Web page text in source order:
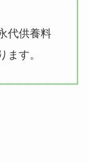
代供養料
ます。